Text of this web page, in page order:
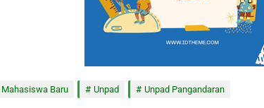
Mahasiswa Baru Unpad Unpad Pangandaran